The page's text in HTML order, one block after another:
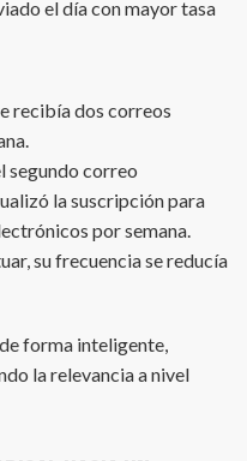
el día con mayor tasa
recibía dos correos
segundo correo
la suscripción para
por semana.
su frecuencia se reducía
forma inteligente,
la relevancia a nivel